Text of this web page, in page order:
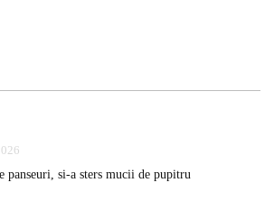
panseuri, si-a sters mucii de pupitru